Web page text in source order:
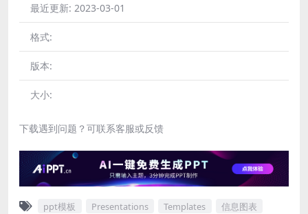
最近更新: 2023-03-01
格式:
版本:
大小:
下载遇到问题？可联系客服或反馈
ppt模板 Presentations Templates
信息图表